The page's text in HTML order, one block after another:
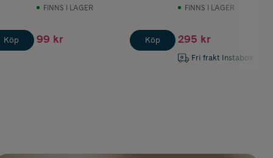
Köp
FINNS I LAGER
99 kr Köp
FINNS I LAGER
295 kr
Fri frakt Instabox